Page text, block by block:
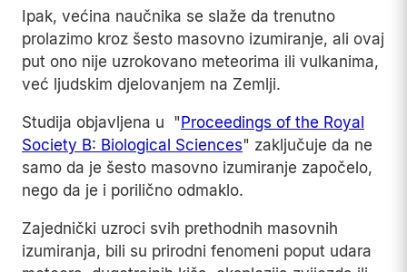
Ipak, većina naučnika se slaže da trenutno
prolazimo kroz šesto masovno izumiranje, ali ovaj
put ono nije uzrokovano meteorima ili vulkanima,
već ljudskim djelovanjem na Zemlji.
Studija objavljena u " Proceedings of the Royal
Society B: Biological Sciences" zaključuje da ne
samo da je šesto masovno izumiranje započelo,
nego da je i porilično odmaklo.
Zajednički uzroci svih prethodnih masovnih
izumiranja, bili su prirodni fenomeni poput udara